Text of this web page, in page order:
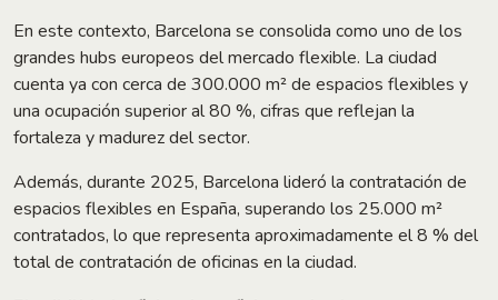
En este contexto, Barcelona se consolida como uno de los
grandes hubs europeos del mercado flexible. La ciudad
cuenta ya con cerca de 300.000 m² de espacios flexibles y
una ocupación superior al 80 %, cifras que reflejan la
fortaleza y madurez del sector.
Además, durante 2025, Barcelona lideró la contratación de
espacios flexibles en España, superando los 25.000 m²
contratados, lo que representa aproximadamente el 8 % del
total de contratación de oficinas en la ciudad.